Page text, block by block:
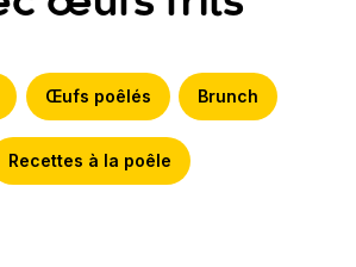
Œufs poêlés Brunch
Recettes à la poêle